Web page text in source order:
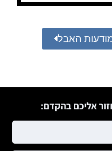
האבל
אליכם בהקדם: